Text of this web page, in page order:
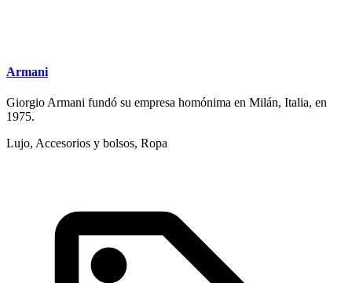
Armani
Giorgio Armani fundó su empresa homónima en Milán, Italia, en
1975.
Lujo, Accesorios y bolsos, Ropa